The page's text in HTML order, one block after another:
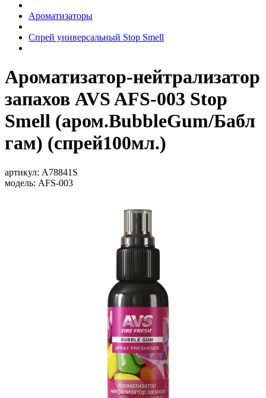
Ароматизаторы
Спрей универсальный Stop Smell
Ароматизатор-нейтрализатор
запахов AVS AFS-003 Stop
Smell (аром.BubbleGum/Бабл
гам) (спрей100мл.)
артикул: A78841S
модель: AFS-003